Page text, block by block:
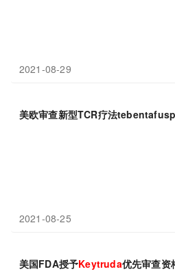
2021-08-29
美欧审查新型TCR疗法
2021-08-25
美国FDA授予Keytruda优先审查资